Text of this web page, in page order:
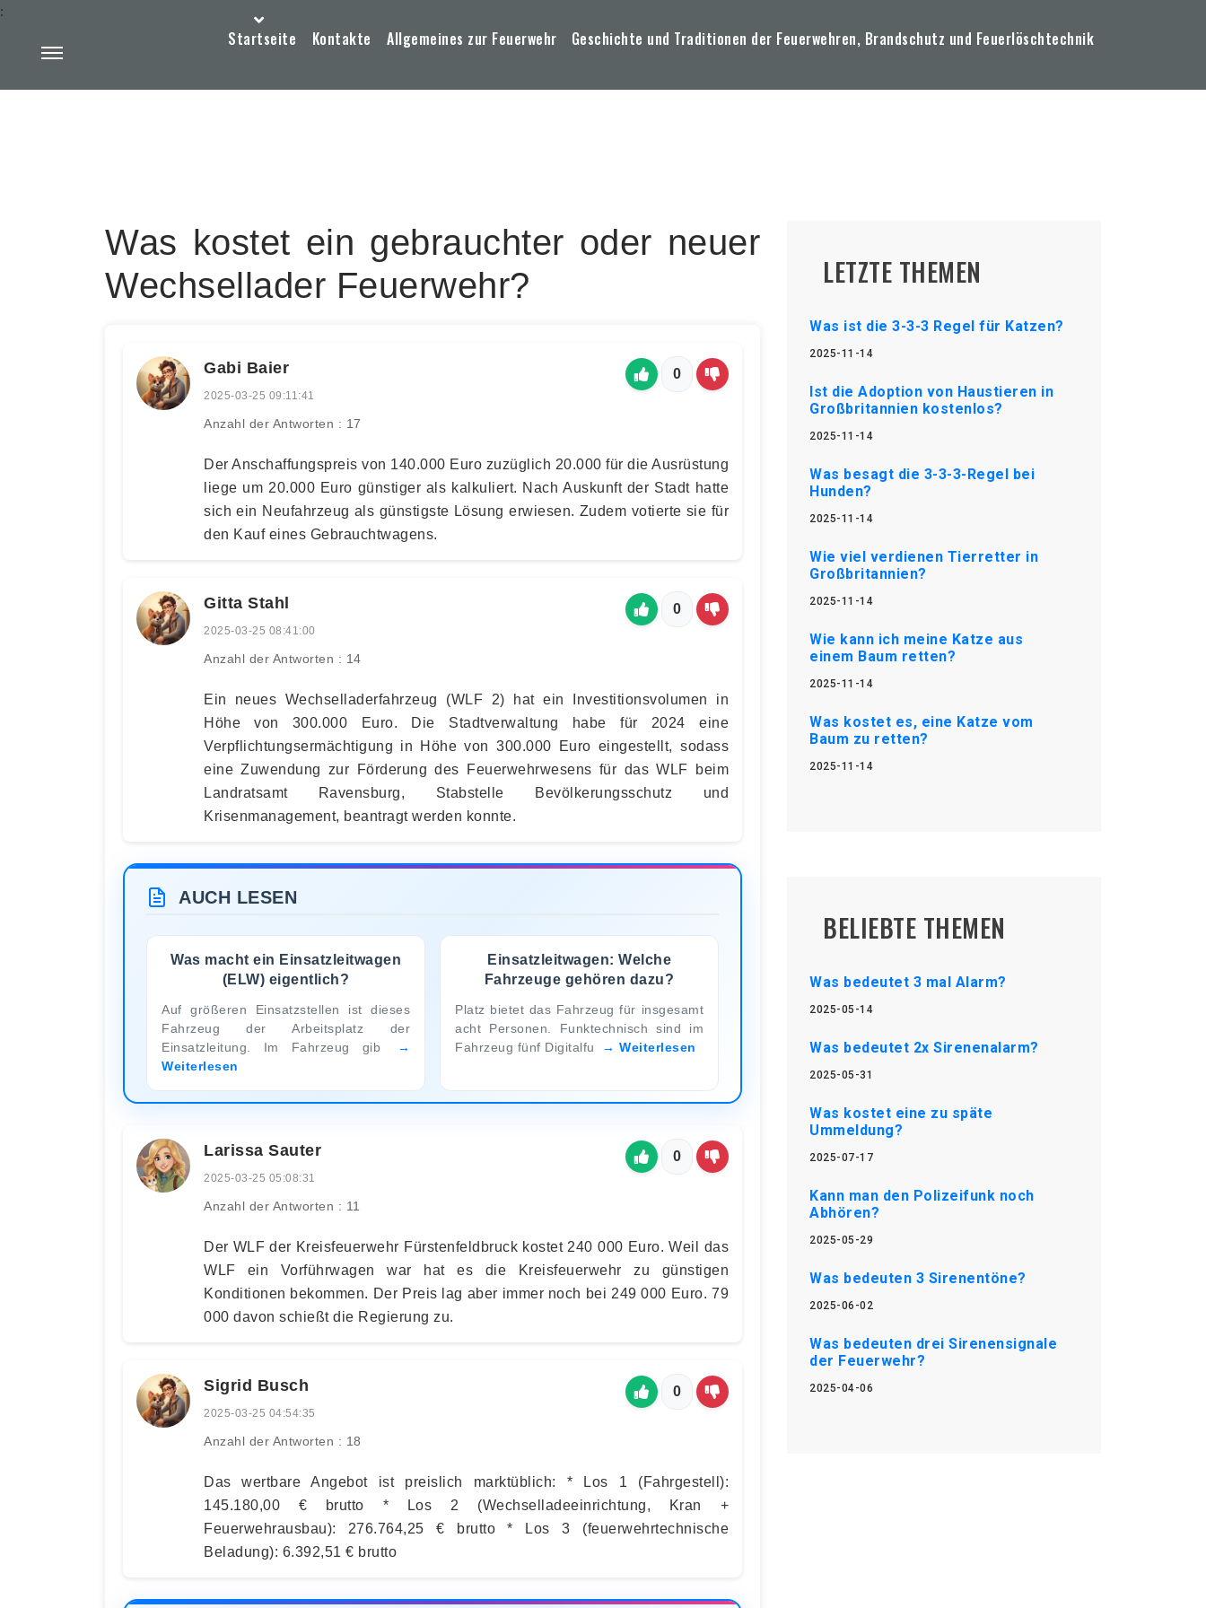
Startseite Kontakte Allgemeines zur Feuerwehr Geschichte und Traditionen der Feuerwehren, Brandschutz und Feuerlöschtechnik
:
Was kostet ein gebrauchter oder neuer
Wechsellader Feuerwehr?
Gabi Baier
2025-03-25 09:11:41
Anzahl der Antworten : 17
0
Der Anschaffungspreis von 140.000 Euro zuzüglich 20.000 für die Ausrüstung
liege um 20.000 Euro günstiger als kalkuliert. Nach Auskunft der Stadt hatte
sich ein Neufahrzeug als günstigste Lösung erwiesen. Zudem votierte sie für
den Kauf eines Gebrauchtwagens.
Gitta Stahl
2025-03-25 08:41:00
Anzahl der Antworten : 14
0
Ein neues Wechselladerfahrzeug (WLF 2) hat ein Investitionsvolumen in
Höhe von 300.000 Euro. Die Stadtverwaltung habe für 2024 eine
Verpflichtungsermächtigung in Höhe von 300.000 Euro eingestellt, sodass
eine Zuwendung zur Förderung des Feuerwehrwesens für das WLF beim
Landratsamt Ravensburg, Stabstelle Bevölkerungsschutz und
Krisenmanagement, beantragt werden konnte.
AUCH LESEN
Was macht ein Einsatzleitwagen
(ELW) eigentlich?
Auf größeren Einsatzstellen ist dieses
Fahrzeug der Arbeitsplatz der
Einsatzleitung. Im Fahrzeug gib
Weiterlesen
Einsatzleitwagen: Welche
Fahrzeuge gehören dazu?
Platz bietet das Fahrzeug für insgesamt
acht Personen. Funktechnisch sind im
Fahrzeug fünf Digitalfu
Weiterlesen
Larissa Sauter
2025-03-25 05:08:31
Anzahl der Antworten : 11
0
Der WLF der Kreisfeuerwehr Fürstenfeldbruck kostet 240 000 Euro. Weil das
WLF ein Vorführwagen war hat es die Kreisfeuerwehr zu günstigen
Konditionen bekommen. Der Preis lag aber immer noch bei 249 000 Euro. 79
000 davon schießt die Regierung zu.
Sigrid Busch
2025-03-25 04:54:35
Anzahl der Antworten : 18
0
Das wertbare Angebot ist preislich marktüblich: * Los 1 (Fahrgestell):
145.180,00 € brutto * Los 2 (Wechselladeeinrichtung, Kran +
Feuerwehrausbau): 276.764,25 € brutto * Los 3 (feuerwehrtechnische
Beladung): 6.392,51 € brutto
LETZTE THEMEN
Was ist die 3-3-3 Regel für Katzen?
2025-11-14
Ist die Adoption von Haustieren in
Großbritannien kostenlos?
2025-11-14
Was besagt die 3-3-3-Regel bei
Hunden?
2025-11-14
Wie viel verdienen Tierretter in
Großbritannien?
2025-11-14
Wie kann ich meine Katze aus
einem Baum retten?
2025-11-14
Was kostet es, eine Katze vom
Baum zu retten?
2025-11-14
BELIEBTE THEMEN
Was bedeutet 3 mal Alarm?
2025-05-14
Was bedeutet 2x Sirenenalarm?
2025-05-31
Was kostet eine zu späte
Ummeldung?
2025-07-17
Kann man den Polizeifunk noch
Abhören?
2025-05-29
Was bedeuten 3 Sirenentöne?
2025-06-02
Was bedeuten drei Sirenensignale
der Feuerwehr?
2025-04-06